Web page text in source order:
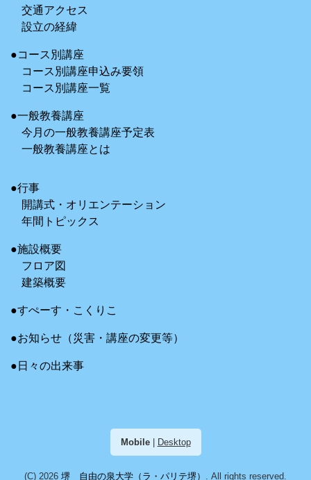
交通アクセス
設立の経緯
●コース別講座
コース別講座申込み要領
コース別講座一覧
●一般教養講座
今月の一般教養講座予定表
一般教養講座とは
●行事
開講式・オリエンテーション
年間トピックス
●施設概要
フロア図
建築概要
●すぺーす・こくりこ
●お知らせ（災害・講座の変更等）
●日々の出来事
Mobile| Desktop
(C) 2026 堺 自由の泉大学（ラ・パリテ堺） . All rights reserved.